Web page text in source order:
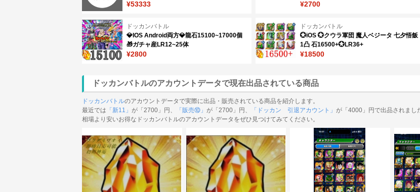
¥53333 ¥2700
ドッカンバトル
💎IOS Android両方💎龍石15100~17000個
🎁ガチャ産LR12~25体
¥2800
ドッカンバトル
💮iOS 💮クウラ軍団 魔人ベジータ 七夕悟飯
1凸 石16500+💮LR36+
¥18500
ドッカンバトルのアカウントデータで現在出品されている商品
ドッカンバトルのアカウントデータで実際に出品・販売されている商品を紹介します。
最近では 「新11」 が「2700」円、 「販売⑩」 が「2700」円、 「ドッカン 引退アカウント」 が「4000」円で出品されまし
相場より安いお得なドッカンバトルのアカウントデータをぜひ見つけてみてください。